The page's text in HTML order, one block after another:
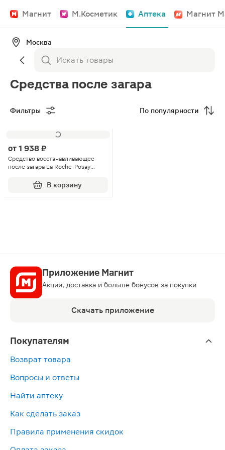
Магнит М.Косметик Аптека Магнит
Москва
Средства после загара
Фильтры По популярности
от 1 938 ₽
Средство восстанавливающее
после загара La Roche-Posay
В корзину
Приложение Магнит
Акции, доставка и больше бонусов за покупки
Скачать приложение
Покупателям
Возврат товара
Вопросы и ответы
Найти аптеку
Как сделать заказ
Правила применения скидок